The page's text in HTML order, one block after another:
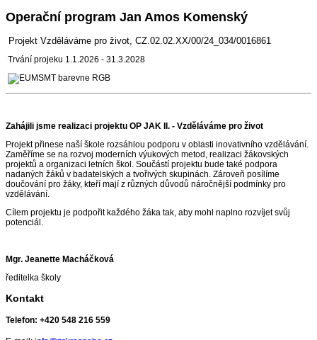
Operační program Jan Amos Komenský
Projekt Vzděláváme pro život, CZ.02.02.XX/00/24_034/0016861
Trvání projeku 1.1.2026 - 31.3.2028
Zahájili jsme realizaci projektu OP JAK II. - Vzděláváme pro život
Projekt přinese naší škole rozsáhlou podporu v oblasti inovativního vzdělávání.
Zaměříme se na rozvoj moderních výukových metod, realizaci žákovských
projektů a organizaci letních škol. Součástí projektu bude také podpora
nadaných žáků v badatelských a tvořivých skupinách. Zároveň posílíme
doučování pro žáky, kteří mají z různých důvodů náročnější podmínky pro
vzdělávání.
Cílem projektu je podpořit každého žáka tak, aby mohl naplno rozvíjet svůj
potenciál.
Mgr. Jeanette Macháčková
ředitelka školy
Kontakt
Telefon: +420 548 216 559